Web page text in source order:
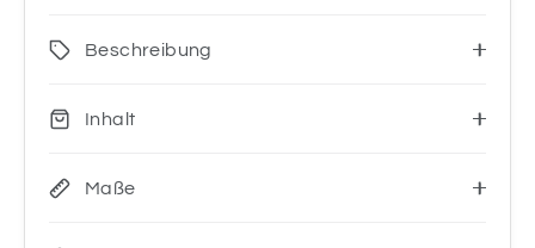
Beschreibung
Inhalt
Maße